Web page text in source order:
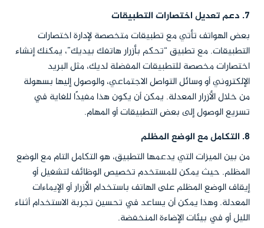
7. دعم تعديل اختصارات التطبيقات
بعض الهواتف تأتي مع تطبيقات متخصصة لإدارة اختصارات
التطبيقات. مع تطبيق “تحكم بأزرار هاتفك بيديك”، يمكنك إنشاء
اختصارات مخصصة للتطبيقات المفضلة لديك، مثل البريد
الإلكتروني أو وسائل التواصل الاجتماعي، والوصول إليها بسهولة
من خلال الأزرار المعدلة. يمكن أن يكون هذا مفيدًا للغاية في
تسريع الوصول إلى بعض التطبيقات أو المهام.
8. التكامل مع الوضع المظلم
من بين الميزات التي يدعمها التطبيق، هو التكامل التام مع الوضع
المظلم. حيث يمكن للمستخدم تخصيص الوظائف لتشغيل أو
إيقاف الوضع المظلم على الهاتف باستخدام الأزرار أو الإيماءات
المعدلة. وهذا يمكن أن يساعد في تحسين تجربة الاستخدام أثناء
الليل أو في بيئات الإضاءة المنخفضة.